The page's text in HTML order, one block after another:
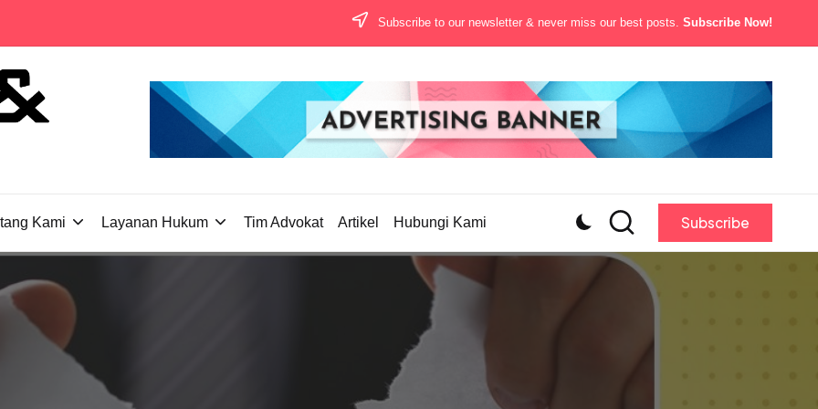
Subscribe to our newsletter & never miss our best posts. Subscribe Now!
Kami Layanan Hukum Tim Advokat Artikel Hubungi Kami Subscribe